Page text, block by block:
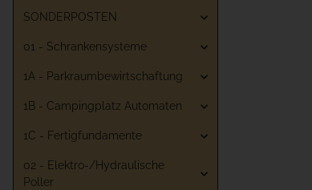
SONDERPOSTEN
01 - Schrankensysteme
1A - Parkraumbewirtschaftung
1B - Campingplatz Automaten
1C - Fertigfundamente
02 - Elektro-/Hydraulische
Poller